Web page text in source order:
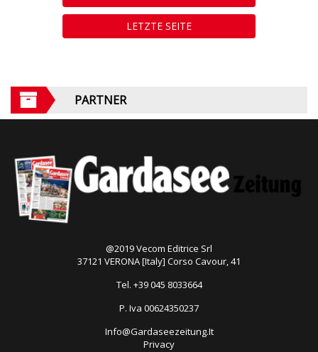
LETZTE SEITE
PARTNER
@2019 Vecom Editrice Srl
37121 VERONA [Italy] Corso Cavour, 41
Tel. +39 045 8033664
P. Iva 00624350237
Info@Gardaseezeitung.It
Privacy